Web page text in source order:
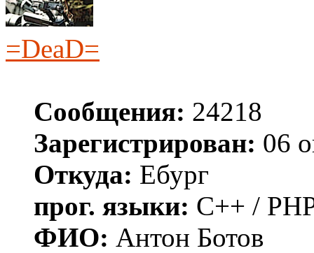
=DeaD=
Сообщения: 24218
Зарегистрирован: 06
Откуда: Ебург
прог. языки: C++ /
ФИО: Антон Ботов